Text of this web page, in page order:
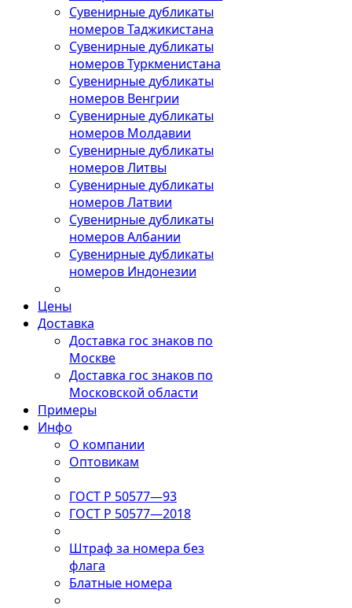
Сувенирные дубликаты
номеров Таджикистана
Сувенирные дубликаты
номеров Туркменистана
Сувенирные дубликаты
номеров Венгрии
Сувенирные дубликаты
номеров Молдавии
Сувенирные дубликаты
номеров Литвы
Сувенирные дубликаты
номеров Латвии
Сувенирные дубликаты
номеров Албании
Сувенирные дубликаты
номеров Индонезии
Цены
Доставка
Доставка гос знаков по
Москве
Доставка гос знаков по
Московской области
Примеры
Инфо
О компании
Оптовикам
ГОСТ Р 50577—93
ГОСТ Р 50577—2018
Штраф за номера без
флага
Блатные номера